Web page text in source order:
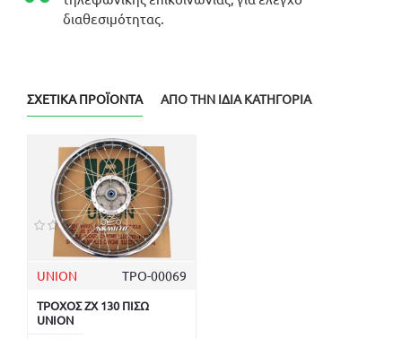
διαθεσιμότητας.
ΣΧΕΤΙΚΆ ΠΡΟΪΌΝΤΑ ΑΠΌ ΤΗΝ ΊΔΙΑ ΚΑΤΗΓΟΡΊΑ
UNION ΤΡΟ-00069
ΤΡΟΧΟΣ ZX 130 ΠΙΣΩ
UNION